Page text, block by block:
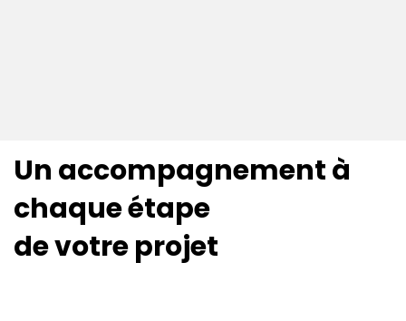
Un accompagnement à
chaque étape
de votre projet